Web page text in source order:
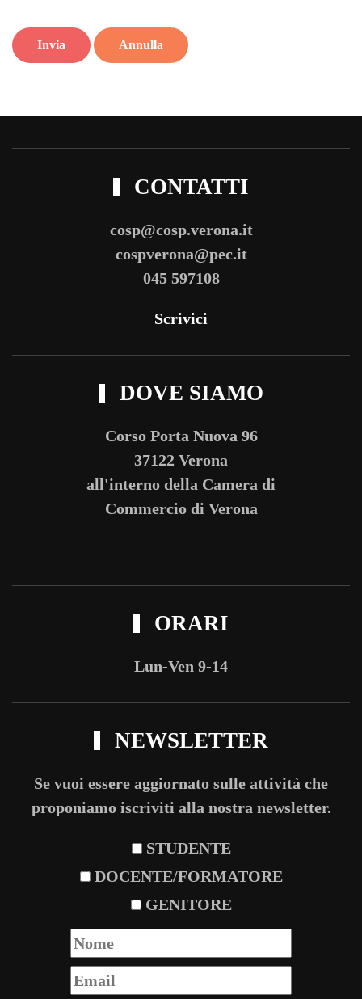
Invia Annulla
CONTATTI
cosp@cosp.verona.it
cospverona@pec.it
045 597108
Scrivici
DOVE SIAMO
Corso Porta Nuova 96
37122 Verona
all'interno della Camera di
Commercio di Verona
ORARI
Lun-Ven 9-14
NEWSLETTER
Se vuoi essere aggiornato sulle attività che
proponiamo iscriviti alla nostra newsletter.
STUDENTE
DOCENTE/FORMATORE
GENITORE